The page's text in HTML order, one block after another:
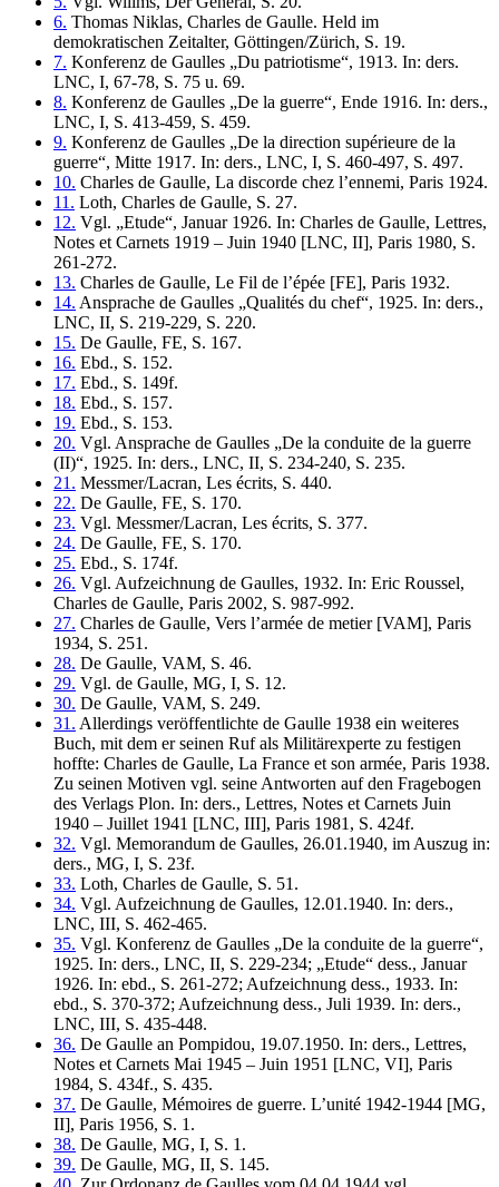
6. Thomas Niklas, Charles de Gaulle. Held im
demokratischen Zeitalter, Göttingen/Zürich, S. 19.
7. Konferenz de Gaulles „Du patriotisme“, 1913. In: ders.
LNC, I, 67-78, S. 75 u. 69.
8. Konferenz de Gaulles „De la guerre“, Ende 1916. In: ders.,
LNC, I, S. 413-459, S. 459.
9. Konferenz de Gaulles „De la direction supérieure de la
guerre“, Mitte 1917. In: ders., LNC, I, S. 460-497, S. 497.
10. Charles de Gaulle, La discorde chez l’ennemi, Paris 1924.
11. Loth, Charles de Gaulle, S. 27.
12. Vgl. „Etude“, Januar 1926. In: Charles de Gaulle, Lettres,
Notes et Carnets 1919 – Juin 1940 [LNC, II], Paris 1980, S.
261-272.
13. Charles de Gaulle, Le Fil de l’épée [FE], Paris 1932.
14. Ansprache de Gaulles „Qualités du chef“, 1925. In: ders.,
LNC, II, S. 219-229, S. 220.
15. De Gaulle, FE, S. 167.
16. Ebd., S. 152.
17. Ebd., S. 149f.
18. Ebd., S. 157.
19. Ebd., S. 153.
20. Vgl. Ansprache de Gaulles „De la conduite de la guerre
(II)“, 1925. In: ders., LNC, II, S. 234-240, S. 235.
21. Messmer/Lacran, Les écrits, S. 440.
22. De Gaulle, FE, S. 170.
23. Vgl. Messmer/Lacran, Les écrits, S. 377.
24. De Gaulle, FE, S. 170.
25. Ebd., S. 174f.
26. Vgl. Aufzeichnung de Gaulles, 1932. In: Eric Roussel,
Charles de Gaulle, Paris 2002, S. 987-992.
27. Charles de Gaulle, Vers l’armée de metier [VAM], Paris
1934, S. 251.
28. De Gaulle, VAM, S. 46.
29. Vgl. de Gaulle, MG, I, S. 12.
30. De Gaulle, VAM, S. 249.
31. Allerdings veröffentlichte de Gaulle 1938 ein weiteres
Buch, mit dem er seinen Ruf als Militärexperte zu festigen
hoffte: Charles de Gaulle, La France et son armée, Paris 1938.
Zu seinen Motiven vgl. seine Antworten auf den Fragebogen
des Verlags Plon. In: ders., Lettres, Notes et Carnets Juin
1940 – Juillet 1941 [LNC, III], Paris 1981, S. 424f.
32. Vgl. Memorandum de Gaulles, 26.01.1940, im Auszug in:
ders., MG, I, S. 23f.
33. Loth, Charles de Gaulle, S. 51.
34. Vgl. Aufzeichnung de Gaulles, 12.01.1940. In: ders.,
LNC, III, S. 462-465.
35. Vgl. Konferenz de Gaulles „De la conduite de la guerre“,
1925. In: ders., LNC, II, S. 229-234; „Etude“ dess., Januar
1926. In: ebd., S. 261-272; Aufzeichnung dess., 1933. In:
ebd., S. 370-372; Aufzeichnung dess., Juli 1939. In: ders.,
LNC, III, S. 435-448.
36. De Gaulle an Pompidou, 19.07.1950. In: ders., Lettres,
Notes et Carnets Mai 1945 – Juin 1951 [LNC, VI], Paris
1984, S. 434f., S. 435.
37. De Gaulle, Mémoires de guerre. L’unité 1942-1944 [MG,
II], Paris 1956, S. 1.
38. De Gaulle, MG, I, S. 1.
39. De Gaulle, MG, II, S. 145.